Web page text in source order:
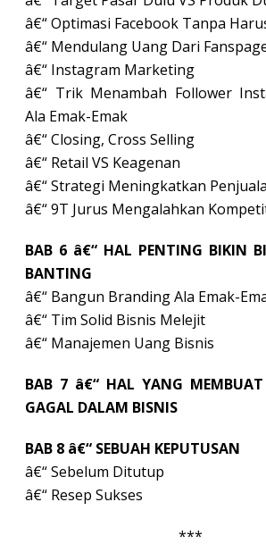
â€“ Optimasi Facebook Tanpa
â€“ Mendulang Uang Dari
â€“ Instagram Marketing
â€“ Trik Menambah Follower
Ala Emak-Emak
â€“ Closing, Cross Selling
â€“ Retail VS Keagenan
â€“ Strategi Meningkatkan
â€“ 9T Jurus Mengalahkan
BAB 6 â€“ HAL PENTING BIKIN
BANTING
â€“ Bangun Branding Ala Emak-
â€“ Tim Solid Bisnis Melejit
â€“ Manajemen Uang Bisnis
BAB 7 â€“ HAL YANG
GAGAL DALAM BISNIS
BAB 8 â€“ SEBUAH KEPUTUSAN
â€“ Sebelum Ditutup
â€“ Resep Sukses
***